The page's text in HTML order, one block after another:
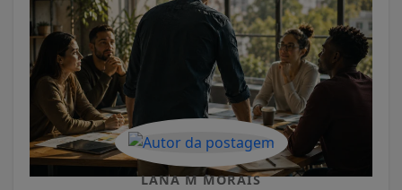
LANA M MORAIS